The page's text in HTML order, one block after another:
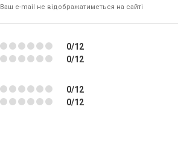
Ваш e-mail не відображатиметься на сайті
0/12
0/12
0/12
0/12